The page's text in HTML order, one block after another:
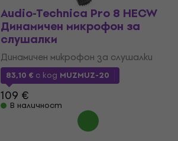
Audio-Technica Pro 8 HECW
Динамичен микрофон за
слушалки
Динамичен микрофон за слушалки
83,10 € с код MUZMUZ-20
109 €
В наличност